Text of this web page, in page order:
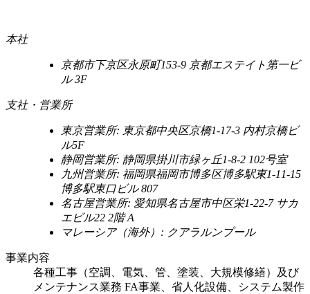
本社
京都市下京区永原町153-9 京都エステイト第一ビ
ル 3F
支社・営業所
東京営業所: 東京都中央区京橋1-17-3 内村京橋ビ
ル5F
静岡営業所: 静岡県掛川市緑ヶ丘1-8-2 102号室
九州営業所: 福岡県福岡市博多区博多駅東1-11-15
博多駅東口ビル 807
名古屋営業所: 愛知県名古屋市中区栄1-22-7 サカ
エビル22 2階 A
マレーシア（海外）: クアラルンプール
事業内容
各種工事（空調、電気、管、塗装、大規模修繕）及び
メンテナンス業務 FA事業、省人化設備、システム製作